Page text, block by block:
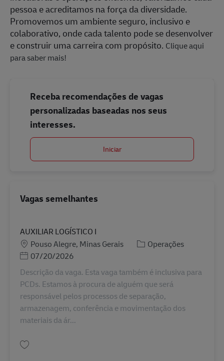
pessoa e acreditamos na força da diversidade.
Promovemos um ambiente seguro, inclusivo e
colaborativo, onde cada talento pode se desenvolver
e construir uma carreira com propósito. Clique aqui
para saber mais!
Receba recomendações de vagas
personalizadas baseadas nos seus
interesses.
Iniciar
Vagas semelhantes
AUXILIAR LOGÍSTICO I
Localização
Pouso Alegre, Minas Gerais Categoria
Operações
Posted Date
07/20/2026
Descrição da vaga. Esta vaga também é inclusiva para
PCDs. Estamos à procura de alguém que será
responsável pelos processos de separação,
armazenagem, conferência e movimentação dos
materiais da ár...